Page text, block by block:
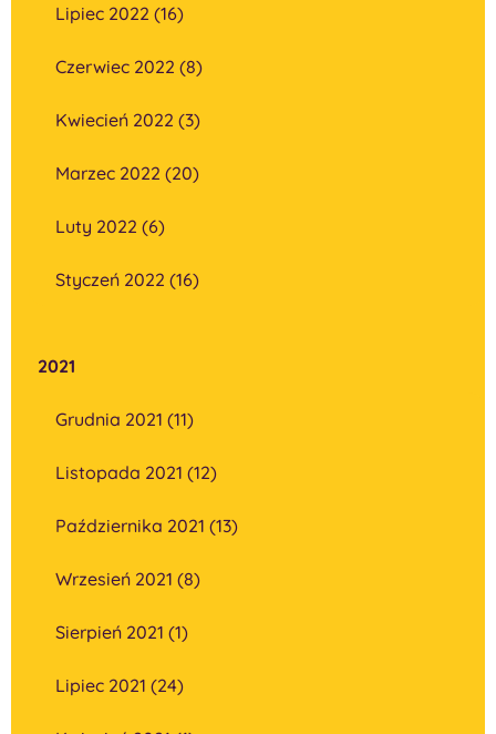
Lipiec 2022 (16)
Czerwiec 2022 (8)
Kwiecień 2022 (3)
Marzec 2022 (20)
Luty 2022 (6)
Styczeń 2022 (16)
2021
Grudnia 2021 (11)
Listopada 2021 (12)
Października 2021 (13)
Wrzesień 2021 (8)
Sierpień 2021 (1)
Lipiec 2021 (24)